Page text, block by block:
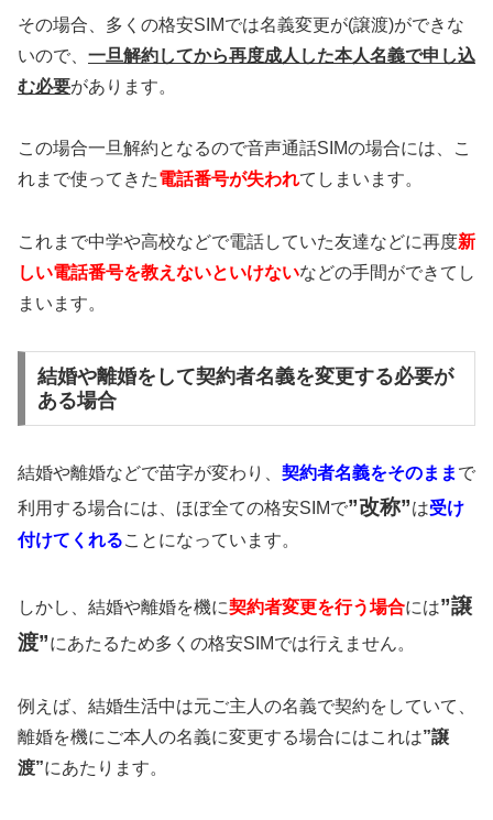
その場合、多くの格安SIMでは名義変更が(譲渡)ができな
いので、 一旦解約してから再度成人した本人名義で申し込
む必要があります。
この場合一旦解約となるので音声通話SIMの場合には、こ
れまで使ってきた電話番号が失われてしまいます。
これまで中学や高校などで電話していた友達などに再度新
しい電話番号を教えないといけないなどの手間ができてし
まいます。
結婚や離婚をして契約者名義を変更する必要が
ある場合
結婚や離婚などで苗字が変わり、 契約者名義をそのまま で
利用する場合には、ほぼ全ての格安SIMで”改称”は受け
付けてくれることになっています。
しかし、結婚や離婚を機に契約者変更を行う場合には”譲
渡”にあたるため多くの格安SIMでは行えません。
例えば、結婚生活中は元ご主人の名義で契約をしていて、
離婚を機にご本人の名義に変更する場合にはこれは”譲
渡”にあたります。